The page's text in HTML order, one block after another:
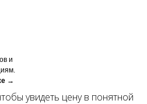
и
→
увидеть цену в понятной